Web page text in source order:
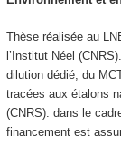
Thèse réalisée au
l’Institut Néel
dilution dédié, du
tracées aux étalons
(CNRS). dans le
financement est